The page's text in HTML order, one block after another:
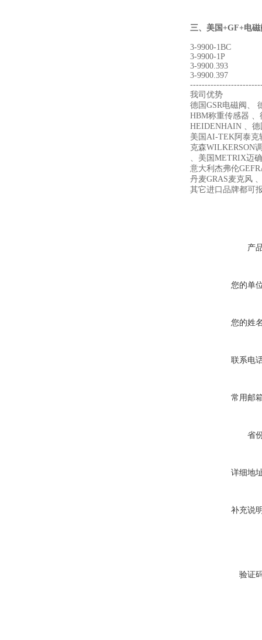
三、 美国+GF+电磁
3-9900-1BC
3-9900-1P
3-9900.393
3-9900.397
我司优势
德国GSR电磁阀、
HBM称重传感器
HEIDENHAIN 、德
美国AI-TEK阿泰克
克森WILKERSON
、美国METRIX迈确
意大利杰弗伦
丹麦GRAS麦克风
其它进口品牌都可
产
您的单
您的姓
联系电
常用邮
省
详细地
补充说
验证